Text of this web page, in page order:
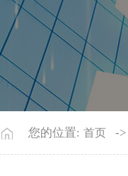
您的位置: 首页 ->